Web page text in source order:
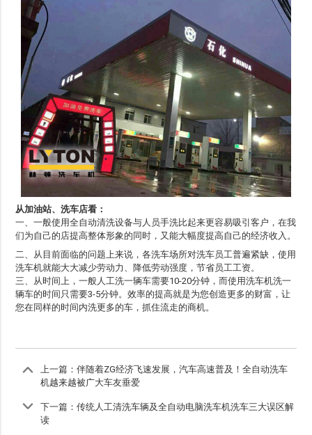
从加油站、洗车店看：
一、一般使用全自动清洗设备与人员手洗比起来更容易吸引客户，在我
们为自己的店提高整体形象的同时，又能大幅度提高自己的经济收入。
二、从目前面临的问题上来说，各洗车场所对洗车员工普遍紧缺，使用
洗车机就能大大减少劳动力、降低劳动强度，节省员工工资。
三、从时间上，一般人工洗一辆车需要10-20分钟，而使用洗车机洗一
辆车的时间只需要3-5分钟。效率的提高就是为您创造更多的财富，让
您在同样的时间内洗更多的车，抓住流走的商机。
上一篇：伴随着ZG经济飞速发展，汽车高速普及！全自动洗车
机越来越被广大车友垂爱
下一篇：传统人工清洗车辆及全自动电脑洗车机洗车三大误区解
读